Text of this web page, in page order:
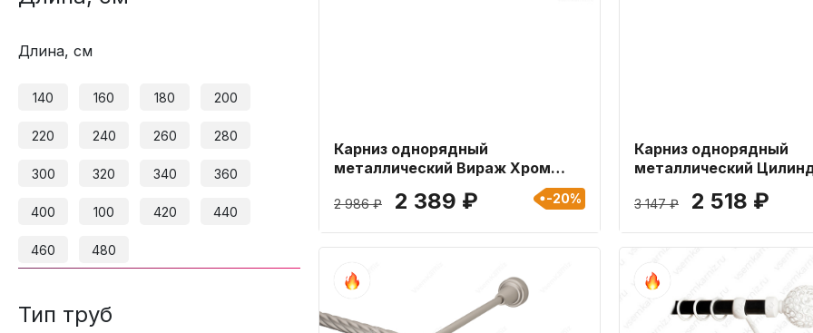
Длина, см
140 160 180 200
220 240 260 280
300 320 340 360
400 100 420 440
460 480
Тип труб
Карниз однорядный
металлический Вираж Хром
2 986 ₽ 2 389 ₽ -20%
Карниз однорядный
металлический
3 147 ₽ 2 518 ₽